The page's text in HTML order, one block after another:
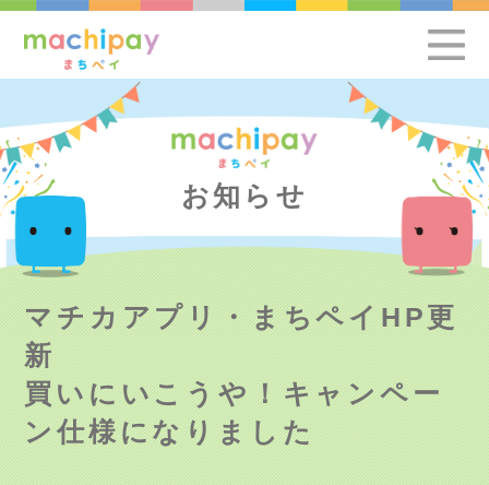
お知らせ
マチカアプリ・まちペイHP更
新
買いにいこうや！キャンペー
ン仕様になりました